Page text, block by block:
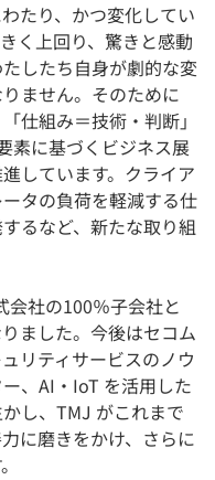
たり、かつ変化してい
く上回り、驚きと感動
したち自身が劇的な変
ません。そのために
仕組み＝技術・判断」
素に基づくビジネス展
しています。クライア
タの負荷を軽減する仕
るなど、新たな取り組
会社の100％子会社と
ました。今後はセコム
リティサービスのノウ
、AI・IoT を活用した
し、TMJ がこれまで
に磨きをかけ、さらに